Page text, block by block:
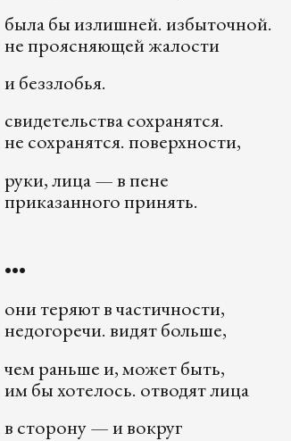
была бы излишней. избыточной.
не проясняющей жалости
и беззлобья.
свидетельства сохранятся.
не сохранятся. поверхности,
руки, лица — в пене
приказанного принять.
•••
они теряют в частичности,
недогоречи. видят больше,
чем раньше и, может быть,
им бы хотелось. отводят лица
в сторону — и вокруг